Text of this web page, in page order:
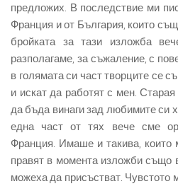
предложих. В последствие ми
Франция и от България, които
бройката за тази изложба
разполагаме, за съжаление, с
в голямата си част творците се
и искат да работят с мен.
да бъда винаги зад любимите си
една част от тях вече сме
Франция. Имаше и такива, които
правят в момента изложби също
можеха да присъстват. Чувстото